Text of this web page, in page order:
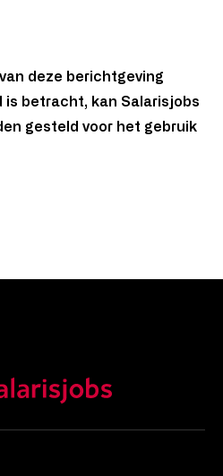
deze berichtgeving
is betracht, kan Salarisjobs
gesteld voor het gebruik